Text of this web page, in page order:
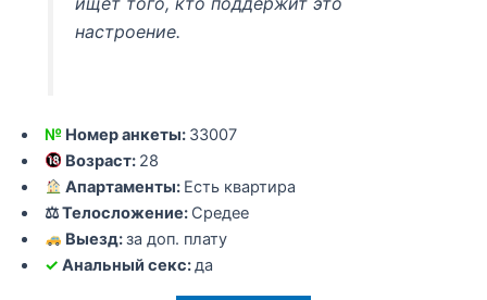
настроение.
№ Номер анкеты: 33007
Возраст: 28
Апартаменты: Есть квартира
⚖ Телосложение: Средее
Выезд:за доп. плату
✓ Анальный секс:да